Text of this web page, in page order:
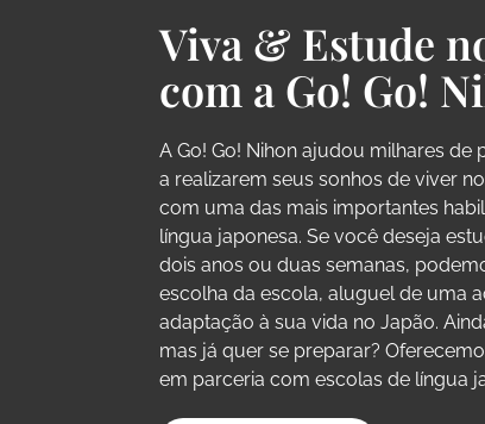
Viva & Estude
com a Go! Go!
A Go! Go! Nihon ajudou milhares
a realizarem seus sonhos de viver
com uma das mais importantes
língua japonesa. Se você deseja
dois anos ou duas semanas,
escolha da escola, aluguel de uma
adaptação à sua vida no Japão.
mas já quer se preparar?
em parceria com escolas de língua